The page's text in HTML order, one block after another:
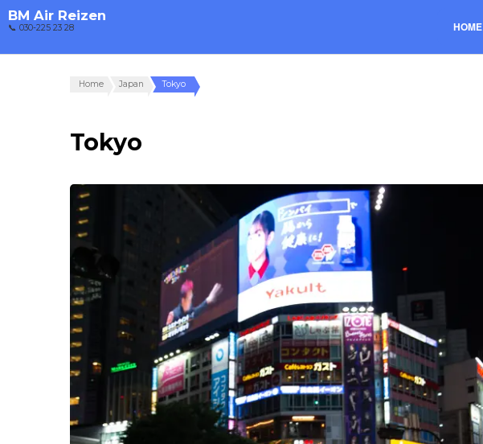
BM Air Reizen
📞 030-225 23 28 HOME
Home Japan Tokyo
Tokyo